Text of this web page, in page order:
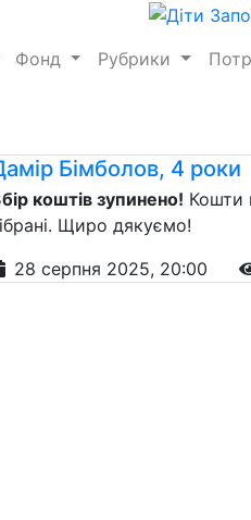
Фонд Рубрики
Бімболов, 4 роки
коштів зупинено! Кошти
Щиро дякуємо!
28 серпня 2025, 20:00